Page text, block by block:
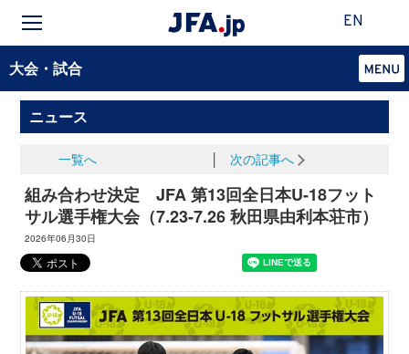
EN
大会・試合
ニュース
一覧へ 次の記事へ
組み合わせ決定 JFA 第13回全日本U-18フット
サル選手権大会（7.23-7.26 秋田県由利本荘市）
2026年06月30日